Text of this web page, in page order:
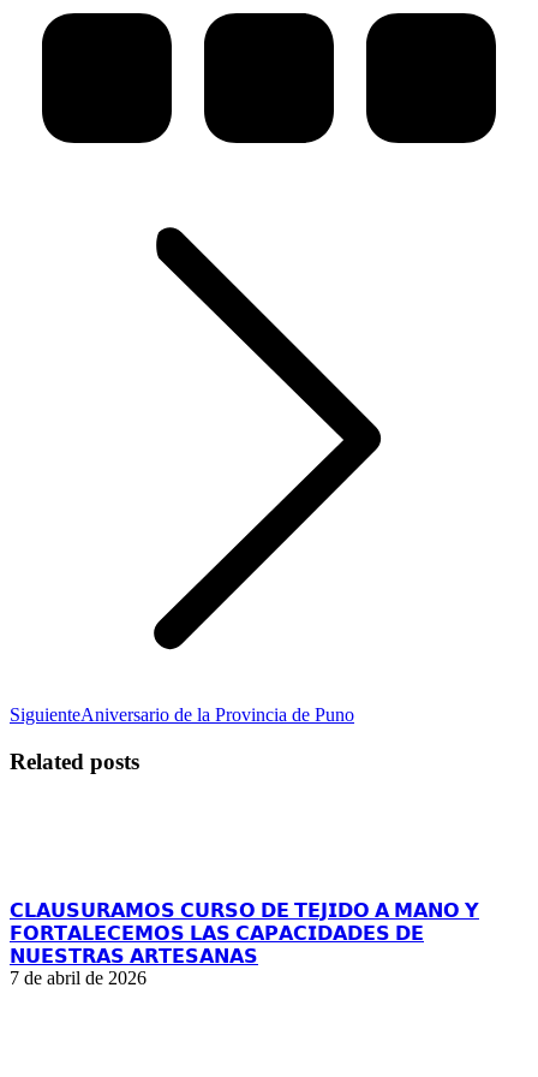
SiguientePublicación
Aniversario de la Provincia de Puno
Related posts
𝗖𝗟𝗔𝗨𝗦𝗨𝗥𝗔𝗠𝗢𝗦 𝗖𝗨𝗥𝗦𝗢 𝗗𝗘 𝗧𝗘𝗝𝗜𝗗𝗢 𝗔 𝗠𝗔𝗡𝗢 𝗬
𝗙𝗢𝗥𝗧𝗔𝗟𝗘𝗖𝗘𝗠𝗢𝗦 𝗟𝗔𝗦 𝗖𝗔𝗣𝗔𝗖𝗜𝗗𝗔𝗗𝗘𝗦 𝗗𝗘
𝗡𝗨𝗘𝗦𝗧𝗥𝗔𝗦 𝗔𝗥𝗧𝗘𝗦𝗔𝗡𝗔𝗦
7 de abril de 2026